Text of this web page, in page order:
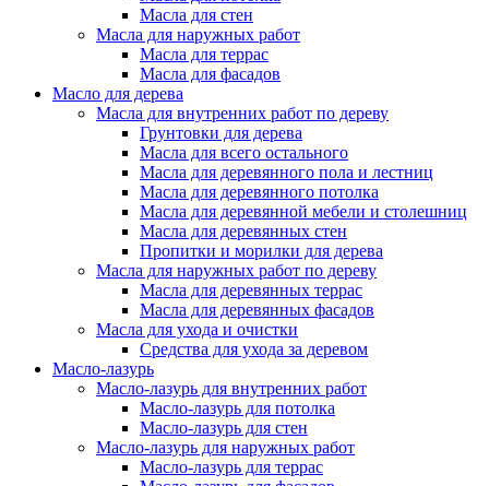
Масла для стен
Масла для наружных работ
Масла для террас
Масла для фасадов
Масло для дерева
Масла для внутренних работ по дереву
Грунтовки для дерева
Масла для всего остального
Масла для деревянного пола и лестниц
Масла для деревянного потолка
Масла для деревянной мебели и столешниц
Масла для деревянных стен
Пропитки и морилки для дерева
Масла для наружных работ по дереву
Масла для деревянных террас
Масла для деревянных фасадов
Масла для ухода и очистки
Средства для ухода за деревом
Масло-лазурь
Масло-лазурь для внутренних работ
Масло-лазурь для потолка
Масло-лазурь для стен
Масло-лазурь для наружных работ
Масло-лазурь для террас